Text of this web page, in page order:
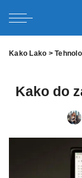
Kako Lako >
Kako do